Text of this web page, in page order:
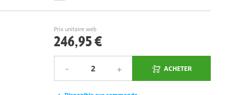
Prix unitaire web
246,95 €
ACHETER